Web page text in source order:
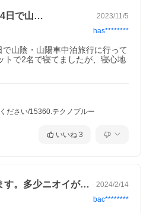
4日で山… 2023/11/5
has********
山陰・山陽車中泊旅行に行って
トで2名で寝てましたが、寝心地
さい/15360.テクノブルー
いいね 3
作りはしっかりしてます。多少ニオイがあ… 2024/2/14
bac********